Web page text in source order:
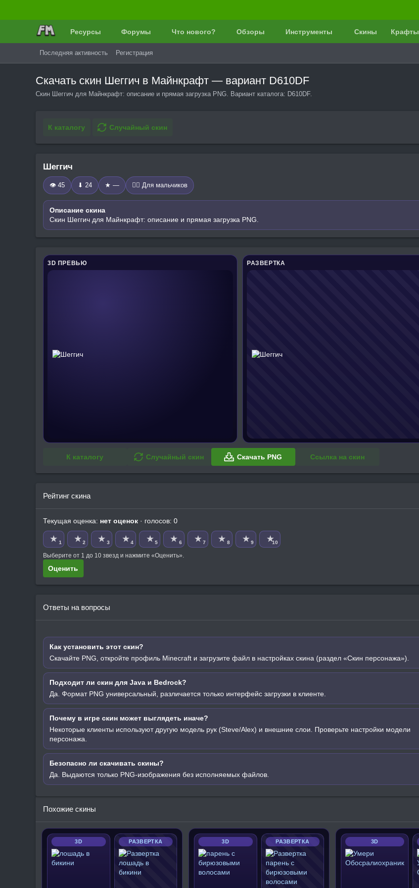
Ресурсы Форумы Что нового? Обзоры Инструменты Скины Крафты
Последняя активность Регистрация
Скачать скин Шеггич в Майнкрафт — вариант D610DF
Скин Шеггич для Майнкрафт: описание и прямая загрузка PNG. Вариант каталога: D610DF.
К каталогу Случайный скин
Шеггич
👁 45 ⬇ 24 ★ — 🧍‍♂️ Для мальчиков
Описание скина
Скин Шеггич для Майнкрафт: описание и прямая загрузка PNG.
3D ПРЕВЬЮ РАЗВЕРТКА
К каталогу Случайный скин Скачать PNG Ссылка на скин
Рейтинг скина
Текущая оценка: нет оценок · голосов: 0
★ 1 ★ 2 ★ 3 ★ 4 ★ 5 ★ 6 ★ 7 ★ 8 ★ 9 ★10
Выберите от 1 до 10 звезд и нажмите «Оценить».
Оценить
Ответы на вопросы
Как установить этот скин?
Скачайте PNG, откройте профиль Minecraft и загрузите файл в настройках скина (раздел «Скин персонажа»).
Подходит ли скин для Java и Bedrock?
Да. Формат PNG универсальный, различается только интерфейс загрузки в клиенте.
Почему в игре скин может выглядеть иначе?
Некоторые клиенты используют другую модель рук (Steve/Alex) и внешние слои. Проверьте настройки модели
персонажа.
Безопасно ли скачивать скины?
Да. Выдаются только PNG-изображения без исполняемых файлов.
Похожие скины
3D РАЗВЕРТКА 3D РАЗВЕРТКА 3D